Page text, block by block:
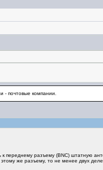
- почтовые компании.
переднему разъему (BNC) штатную
же разъему, то не менее двух